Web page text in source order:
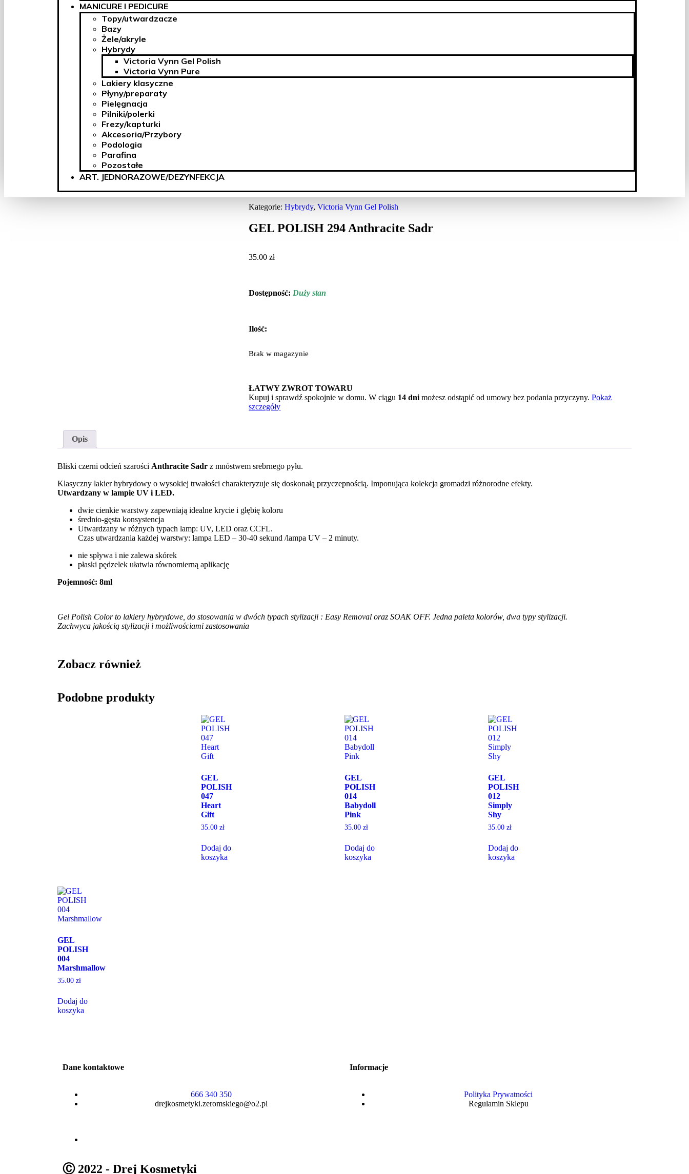
MANICURE I PEDICURE
Topy/utwardzacze
Bazy
Żele/akryle
Hybrydy
Victoria Vynn Gel Polish
Victoria Vynn Pure
Lakiery klasyczne
Płyny/preparaty
Pielęgnacja
Pilniki/polerki
Frezy/kapturki
Akcesoria/Przybory
Podologia
Parafina
Pozostałe
ART. JEDNORAZOWE/DEZYNFEKCJA
Kategorie:Hybrydy,Victoria Vynn Gel Polish
GEL POLISH 294 Anthracite Sadr
35.00zł
Dostępność: Duży stan
Ilość:
Brak w magazynie
ŁATWY ZWROT TOWARU
Kupuj i sprawdź spokojnie w domu. W ciągu 14 dnimożesz odstąpić od umowy bez podania przyczyny.Pokaż
szczegóły
Opis
Bliski czerni odcień szarości Anthracite Sadr z mnóstwem srebrnego pyłu.
Klasyczny lakier hybrydowy o wysokiej trwałości charakteryzuje się doskonałą przyczepnością. Imponująca kolekcja gromadzi różnorodne efekty.
Utwardzany w lampie UV i LED.
dwie cienkie warstwy zapewniają idealne krycie i głębię koloru
średnio-gęsta konsystencja
Utwardzany w różnych typach lamp: UV, LED oraz CCFL.
Czas utwardzania każdej warstwy: lampa LED – 30-40 sekund /lampa UV – 2 minuty.
nie spływa i nie zalewa skórek
płaski pędzelek ułatwia równomierną aplikację
Pojemność: 8ml
Gel Polish Color to lakiery hybrydowe, do stosowania w dwóch typach stylizacji : Easy Removal oraz SOAK OFF. Jedna paleta kolorów, dwa typy stylizacji.
Zachwyca jakością stylizacji i możliwościami zastosowania
Zobacz również
Podobne produkty
GEL
POLISH
047
Heart
Gift
35.00 zł
Dodaj do
koszyka
GEL
POLISH
014
Babydoll
Pink
35.00 zł
Dodaj do
koszyka
GEL
POLISH
012
Simply
Shy
35.00 zł
Dodaj do
koszyka
GEL
POLISH
004
Marshmallow
35.00 zł
Dodaj do
koszyka
Dane kontaktowe
666 340 350
drejkosmetyki.zeromskiego@o2.pl
Informacje
Polityka Prywatności
Regulamin Sklepu
Ⓒ 2022 - Drej Kosmetyki